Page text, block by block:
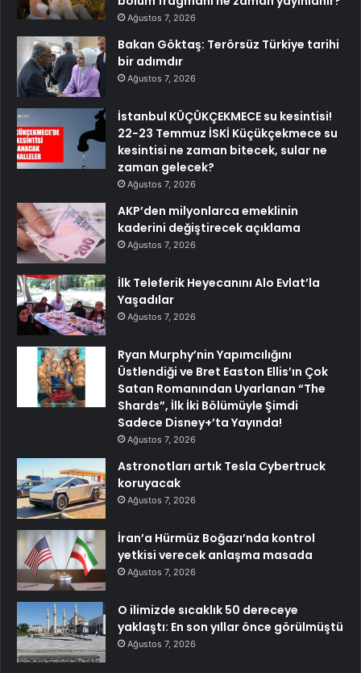
Ağustos 7, 2026
Bakan Göktaş: Terörsüz Türkiye tarihi
bir adımdır
Ağustos 7, 2026
İstanbul KÜÇÜKÇEKMECE su kesintisi!
22-23 Temmuz İSKİ Küçükçekmece su
kesintisi ne zaman bitecek, sular ne
zaman gelecek?
Ağustos 7, 2026
AKP’den milyonlarca emeklinin
kaderini değiştirecek açıklama
Ağustos 7, 2026
İlk Teleferik Heyecanını Alo Evlat’la
Yaşadılar
Ağustos 7, 2026
Ryan Murphy’nin Yapımcılığını
Üstlendiği ve Bret Easton Ellis’ın Çok
Satan Romanından Uyarlanan “The
Shards”, İlk İki Bölümüyle Şimdi
Sadece Disney+’ta Yayında!
Ağustos 7, 2026
Astronotları artık Tesla Cybertruck
koruyacak
Ağustos 7, 2026
İran’a Hürmüz Boğazı’nda kontrol
yetkisi verecek anlaşma masada
Ağustos 7, 2026
O ilimizde sıcaklık 50 dereceye
yaklaştı: En son yıllar önce görülmüştü
Ağustos 7, 2026